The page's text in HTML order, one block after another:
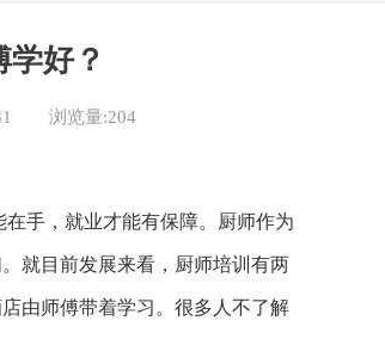
好？
浏览量:204
手，就业才能有保障。厨师作为
就目前发展来看，厨师培训有两
由师傅带着学习。很多人不了解